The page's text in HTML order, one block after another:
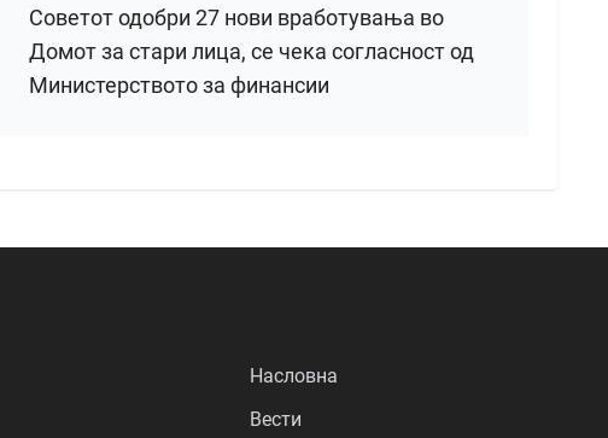
Советот одобри 27 нови вработувања во
Домот за стари лица, се чека согласност од
Министерството за финансии
Насловна
Вести